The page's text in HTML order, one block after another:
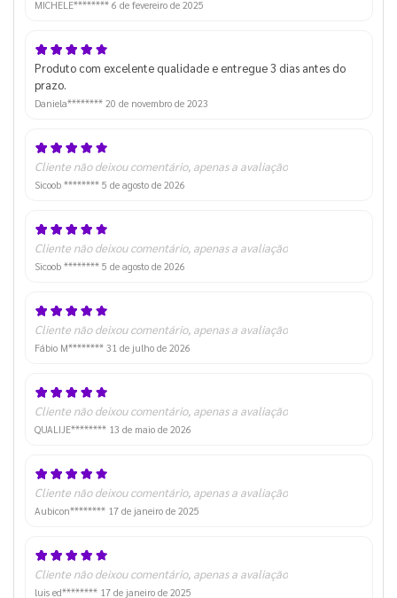
MICHELE******** 6 de fevereiro de 2025
Produto com excelente qualidade e entregue 3 dias antes do
prazo.
Daniela******** 20 de novembro de 2023
Cliente não deixou comentário, apenas a avaliação
Sicoob ******** 5 de agosto de 2026
Cliente não deixou comentário, apenas a avaliação
Sicoob ******** 5 de agosto de 2026
Cliente não deixou comentário, apenas a avaliação
Fábio M******** 31 de julho de 2026
Cliente não deixou comentário, apenas a avaliação
QUALIJE******** 13 de maio de 2026
Cliente não deixou comentário, apenas a avaliação
Aubicon******** 17 de janeiro de 2025
Cliente não deixou comentário, apenas a avaliação
luis ed******** 17 de janeiro de 2025